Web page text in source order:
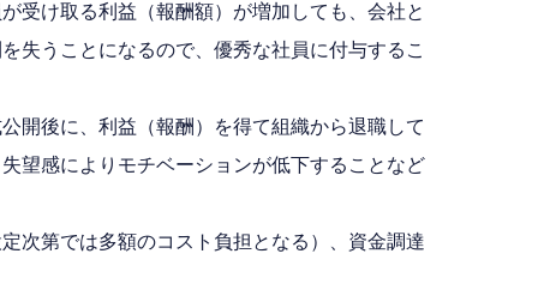
受け取る利益（報酬額）が増加しても、会社と
失うことになるので、優秀な社員に付与するこ
開後に、利益（報酬）を得て組織から退職して
望感によりモチベーションが低下することなど
次第では多額のコスト負担となる）、資金調達